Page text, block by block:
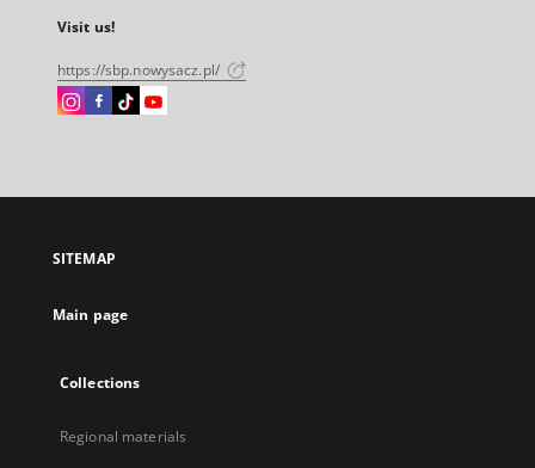
Visit us!
https://sbp.nowysacz.pl/
Instagram
open
new
Facebook
open
new
Instagram
open
new
Instagram
open
SITEMAP
Main page
Collections
Regional materials